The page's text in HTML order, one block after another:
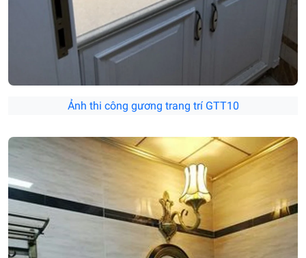
Ảnh thi công gương trang trí GTT10